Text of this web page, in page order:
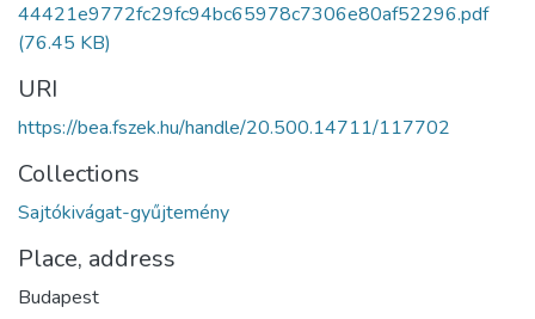
44421e9772fc29fc94bc65978c7306e80af52296.pdf
(76.45 KB)
URI
https://bea.fszek.hu/handle/20.500.14711/117702
Collections
Sajtókivágat-gyűjtemény
Place, address
Budapest